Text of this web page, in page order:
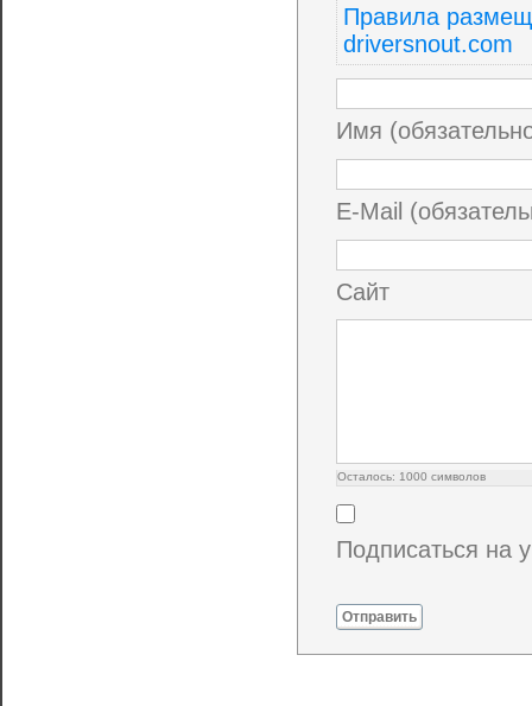
Правила
driversnout.com
Имя
E-Mail
Сайт
Осталось: 1000 символов
Подписаться на
Отправить